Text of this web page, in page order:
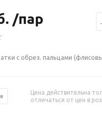
/пар
с обрез. пальцами
Цена действительна
отличаться от цен в